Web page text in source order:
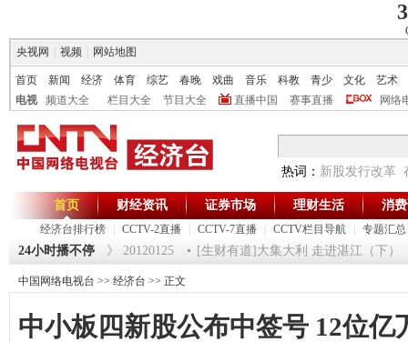
央视网
视频 网站地图
首页 新闻 经济 体育 综艺 春晚 戏曲 音乐 科教 青少 文化
艺术
电视
频道大全 栏目大全 节目大全 直播中国 赛事直播 网络
热词： 新股发行改革
首页
经济台排行榜 CCTV-2直播 CCTV-7直播 CCTV栏目导航 专题汇总
财经资讯 证券市场 理财生活 消
24小时播不停
《第一时间》 20120125 [生财有道]大集大利 走进湛江（下） （
中国网络电视台 >> 经济台 >> 正文
中小板四新股公布中签号 12位亿